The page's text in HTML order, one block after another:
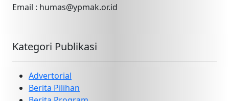
Email : humas@ypmak.or.id
Kategori Publikasi
Advertorial
Berita Pilihan